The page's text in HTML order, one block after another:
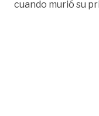
cuando murió su